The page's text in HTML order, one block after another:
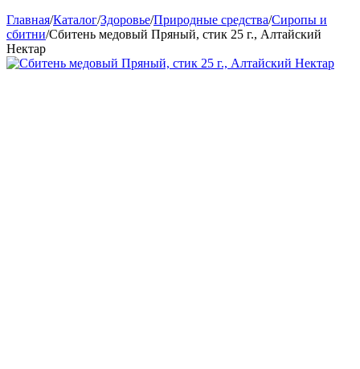
Главная/Каталог/Здоровье/Природные средства/Сиропы и
сбитни/Сбитень медовый Пряный, стик 25 г., Алтайский
Нектар